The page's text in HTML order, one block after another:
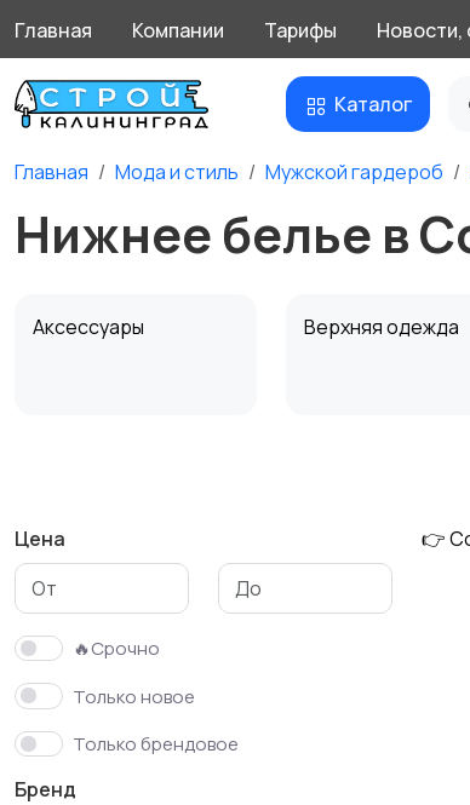
Главная Компании Тарифы Новости,
Каталог
Главная Мода и стиль Мужской гардероб
Нижнее белье в
Аксессуары Верхняя одежда
Футболки и поло Штаны и шорты
Цена
🔥Срочно
Только новое
Только брендовое
Бренд
👉